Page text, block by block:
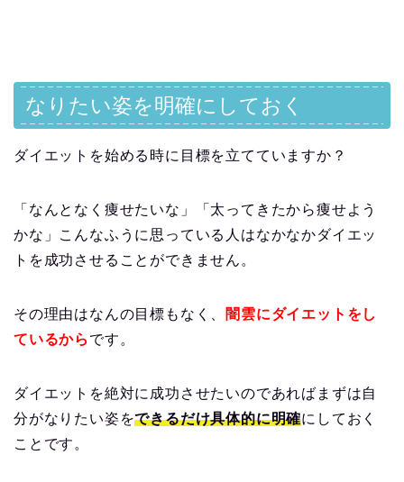
なりたい姿を明確にしておく
ダイエットを始める時に目標を立てていますか？
「なんとなく痩せたいな」「太ってきたから痩せよう
かな」こんなふうに思っている人はなかなかダイエッ
トを成功させることができません。
その理由はなんの目標もなく、
闇雲にダイエットをし
ているから です。
ダイエットを絶対に成功させたいのであればまずは自
分がなりたい姿をできるだけ具体的に明確にしておく
ことです。